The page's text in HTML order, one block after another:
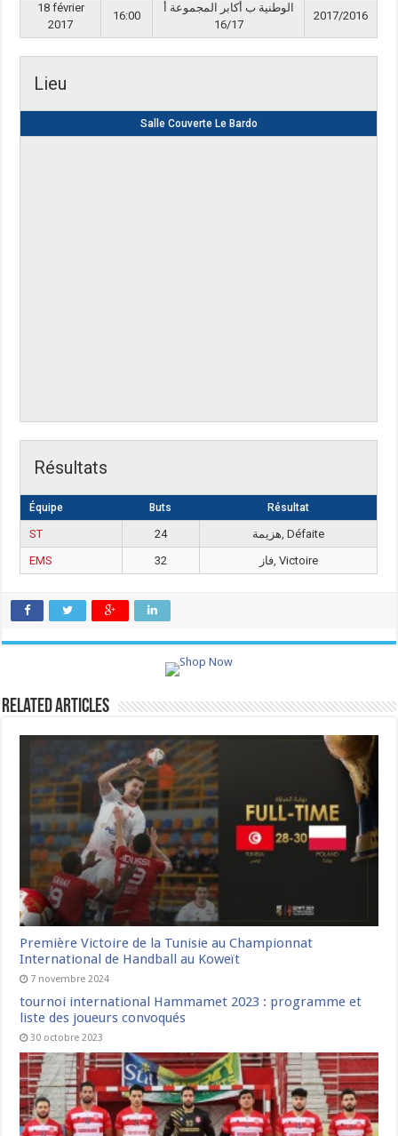
18 février
2017
16:00
الوطنية ب أكابر المجموعة أ
16/17
2017/2016
Lieu
Salle Couverte Le Bardo
Résultats
Équipe Buts Résultat
ST 24
هزيمة, Défaite
EMS
32 فاز, Victoire
Related Articles
Première Victoire de la Tunisie au Championnat
International de Handball au Koweït
7 novembre 2024
tournoi international Hammamet 2023 : programme et
liste des joueurs convoqués
30 octobre 2023